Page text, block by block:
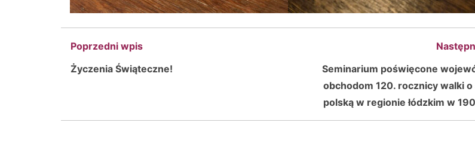
Poprzedni wpis
Życzenia Świąteczne!
Seminarium poświęcone
obchodom 120. rocznicy walki o
polską w regionie łódzkim w